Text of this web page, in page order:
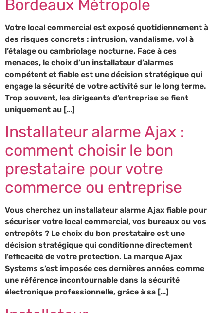
Bordeaux Métropole
Votre local commercial est exposé quotidiennement à
des risques concrets : intrusion, vandalisme, vol à
l’étalage ou cambriolage nocturne. Face à ces
menaces, le choix d’un installateur d’alarmes
compétent et fiable est une décision stratégique qui
engage la sécurité de votre activité sur le long terme.
Trop souvent, les dirigeants d’entreprise se fient
uniquement au […]
Installateur alarme Ajax :
comment choisir le bon
prestataire pour votre
commerce ou entreprise
Vous cherchez un installateur alarme Ajax fiable pour
sécuriser votre local commercial, vos bureaux ou vos
entrepôts ? Le choix du bon prestataire est une
décision stratégique qui conditionne directement
l’efficacité de votre protection. La marque Ajax
Systems s’est imposée ces dernières années comme
une référence incontournable dans la sécurité
électronique professionnelle, grâce à sa […]